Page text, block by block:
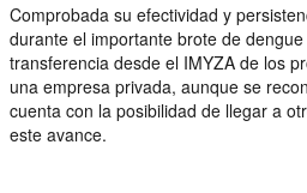
Comprobada su efectividad y
durante el importante brote de
transferencia desde el IMYZA de los
una empresa privada, aunque se
cuenta con la posibilidad de llegar a
este avance.